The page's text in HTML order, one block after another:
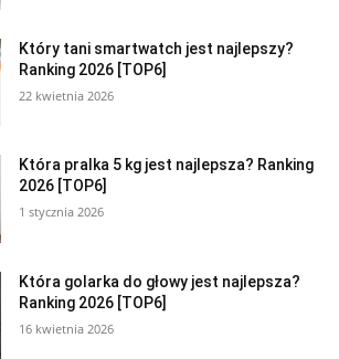
Który tani smartwatch jest najlepszy?
Ranking 2026 [TOP6]
22 kwietnia 2026
Która pralka 5 kg jest najlepsza? Ranking
2026 [TOP6]
1 stycznia 2026
Która golarka do głowy jest najlepsza?
Ranking 2026 [TOP6]
16 kwietnia 2026